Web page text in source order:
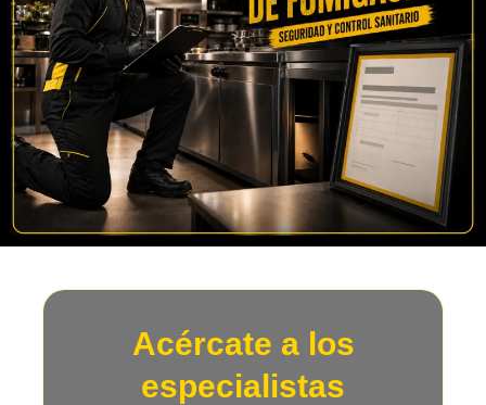
Acércate a los
especialistas